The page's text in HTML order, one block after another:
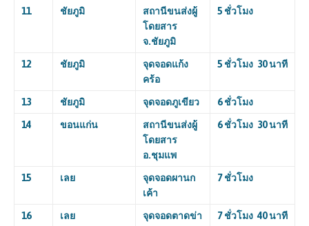
11 ชัยภูมิ
สถานีขนส่งผู้
โดยสาร
จ.ชัยภูมิ
5 ชั่วโมง
12 ชัยภูมิ
จุดจอดแก้ง
คร้อ
5 ชั่วโมง 30 นาที
13 ชัยภูมิ จุดจอดภูเขียว 6 ชั่วโมง
14 ขอนแก่น
สถานีขนส่งผู้
โดยสาร
อ.ชุมแพ
6 ชั่วโมง 30 นาที
15 เลย
จุดจอดผานก
เค้า
7 ชั่วโมง
16 เลย จุดจอดตาดข่า 7 ชั่วโมง 40 นาที